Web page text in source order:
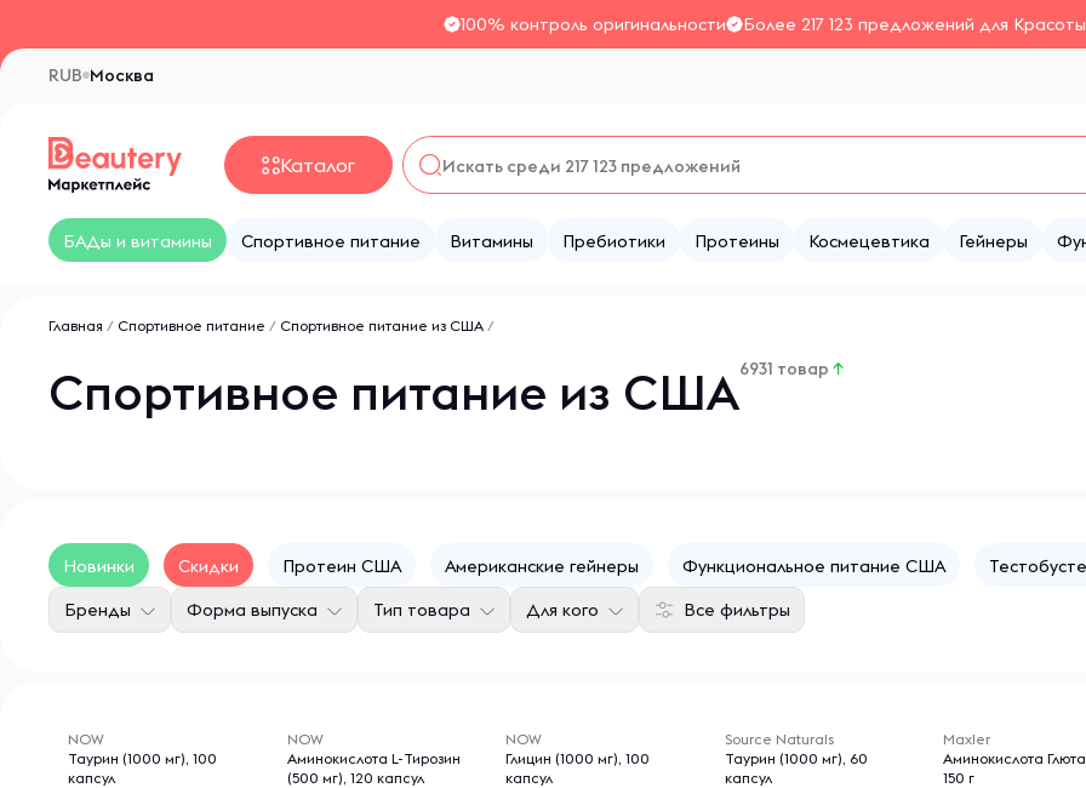
100% контроль оригинальности Более 217 123 предложений для
Москва
RUB
Каталог
БАДы и витамины Спортивное питание Витамины Пребиотики Протеины Космецевтика Гейнеры
Главная / Спортивное питание / Спортивное питание из США /
Спортивное питание из США6931 товар ↑
Новинки Скидки Протеин США Американские гейнеры Функциональное питание США
Все фильтры
Бренды Форма выпуска Тип товара Для кого
NOW
Таурин (1000 мг), 100
капсул
NOW
Аминокислота L-Тирозин
(500 мг), 120 капсул
NOW
Глицин (1000 мг), 100
капсул
Source Naturals
Таурин (1000 мг), 60
капсул
Maxler
Аминокислота
150 г